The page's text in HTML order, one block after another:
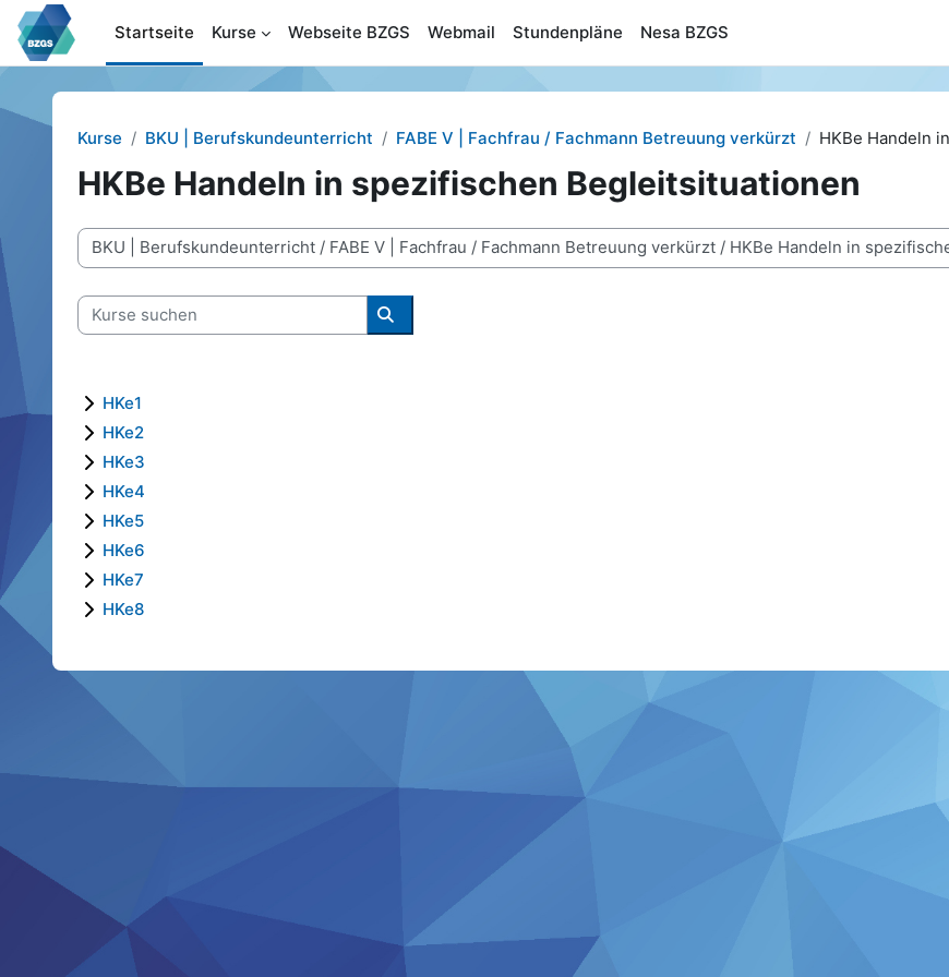
Zum Hauptinhalt
Startseite
Kurse Webseite BZGS Webmail Stundenpläne Nesa BZGS
Kurse BKU | Berufskundeunterricht FABE V | Fachfrau / Fachmann Betreuung verkürzt HKBe Handeln
HKBe Handeln in spezifischen Begleitsituationen
Kursbereiche
Kurse suchen
Kurse suchen
HKe1
HKe2
HKe3
HKe4
HKe5
HKe6
HKe7
HKe8